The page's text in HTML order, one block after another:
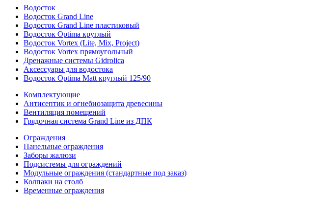
Водосток
Водосток Grand Line
Водосток Grand Line пластиковый
Водосток Optima круглый
Водосток Vortex (Lite, Mix, Project)
Водосток Vortex прямоугольный
Дренажные системы Gidrolica
Аксессуары для водостока
Водосток Optima Matt круглый 125/90
Комплектующие
Антисептик и огнебиозащита древесины
Вентиляция помещений
Грядочная система Grand Line из ДПК
Ограждения
Панельные ограждения
Заборы жалюзи
Подсистемы для ограждений
Модульные ограждения (стандартные под заказ)
Колпаки на столб
Временные ограждения